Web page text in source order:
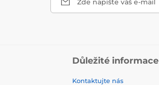
Důležité informace
Kontaktujte nás